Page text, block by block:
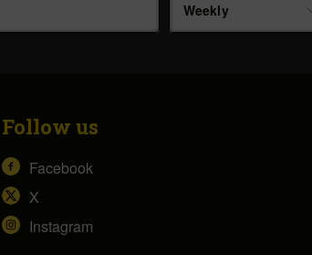
Weekly
Follow us
Facebook
X
Instagram